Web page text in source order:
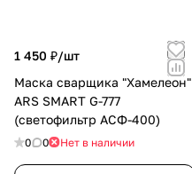
1 450 ₽/шт
Маска сварщика "Хамелеон"
ARS SMART G-777
(светофильтр АСФ-400)
0 0 Нет в наличии